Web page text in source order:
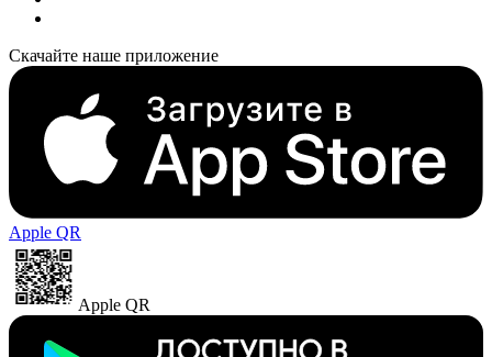
Скачайте наше приложение
Apple QR
Apple QR